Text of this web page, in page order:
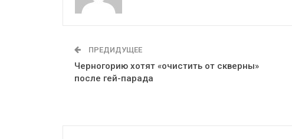
ПРЕДИДУЩЕЕ
Черногорию хотят «очистить от скверны»
после гей-парада